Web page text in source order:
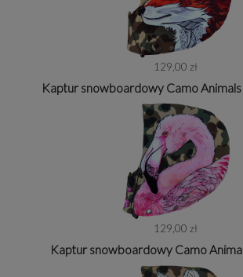
129,00 zł
Kaptur snowboardowy Camo
129,00 zł
Kaptur snowboardowy Camo